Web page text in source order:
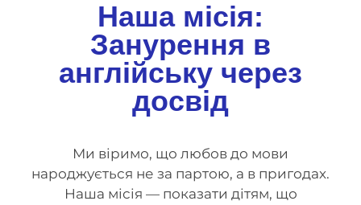
Наша місія:
Занурення в
англійську через
досвід
Ми віримо, що любов до мови
народжується не за партою, а в пригодах.
Наша місія — показати дітям, що